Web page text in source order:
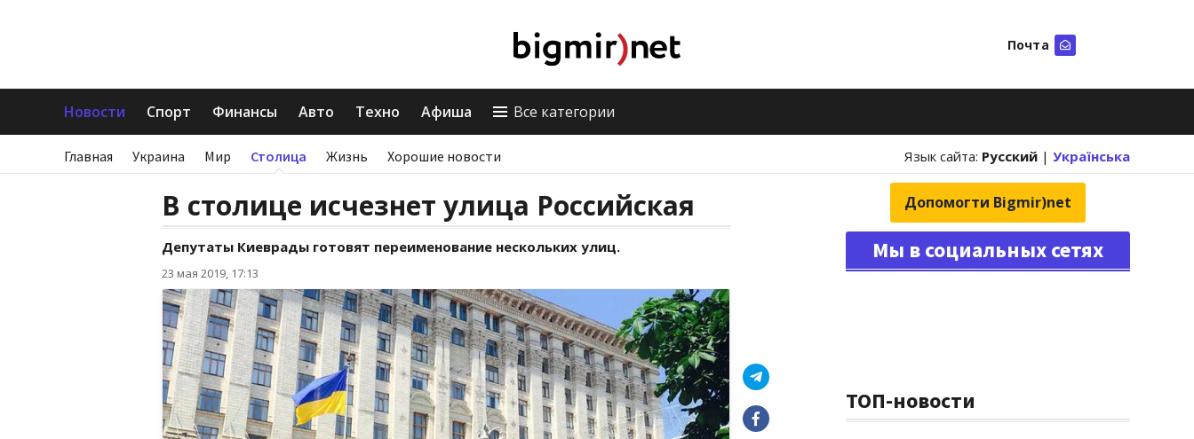
Почта
Новости Спорт Финансы Авто Техно Афиша Все категории
Главная Украина Мир Столица Жизнь Хорошие новости Язык сайта: Русский | Українська
В столице исчезнет улица Российская
Депутаты Киеврады готовят переименование нескольких улиц.
23 мая 2019, 17:13
Допомогти Bigmir)net
Мы в социальных сетях
ТОП-новости